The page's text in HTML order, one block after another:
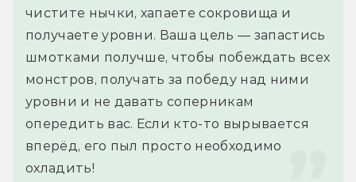
чистите нычки, хапаете сокровища и
получаете уровни. Ваша цель — запастись
шмотками получше, чтобы побеждать всех
монстров, получать за победу над ними
уровни и не давать соперникам
опередить вас. Если кто-то вырывается
вперёд, его пыл просто необходимо
охладить!